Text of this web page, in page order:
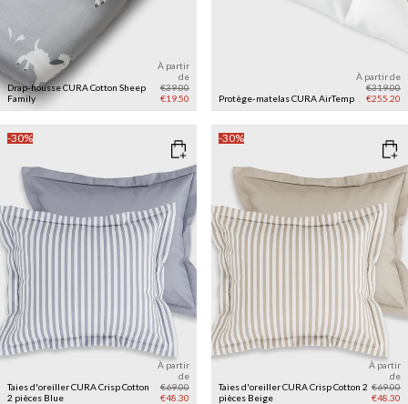
Drap-housse CURA Cotton Sheep
Family
À partir
de
€39.00
€19.50
Protège-matelas CURA AirTemp
À partir de
€319.00
€255.20
-30%
Taies d'oreiller CURA Crisp Cotton
2 pièces Blue
À partir
de
€69.00
€48.30
-30%
Taies d'oreiller CURA Crisp Cotton 2
pièces Beige
À partir
de
€69.00
€48.30